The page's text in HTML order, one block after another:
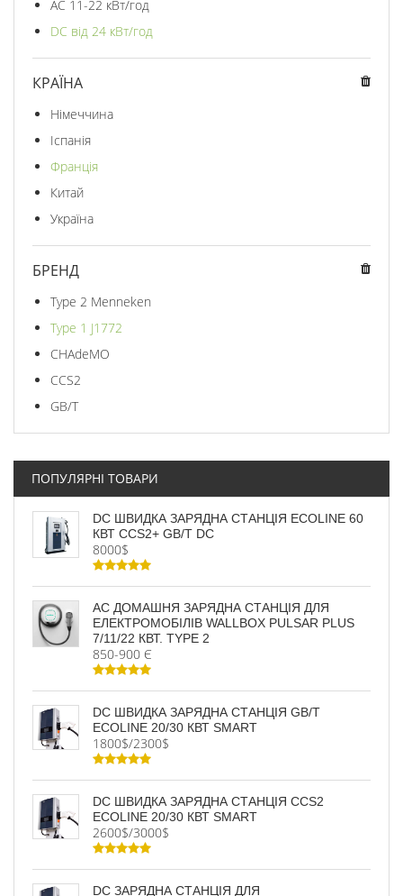
AC 11-22 кВт/год
DC від 24 кВт/год
КРАЇНА
Німеччина
Іспанія
Франція
Китай
Україна
БРЕНД
Type 2 Menneken
Type 1 J1772
CHAdeMO
CCS2
GB/T
ПОПУЛЯРНІ ТОВАРИ
DC ШВИДКА ЗАРЯДНА СТАНЦІЯ ECOLINE 60
КВТ CCS2+ GB/T DC
8000$
AC ДОМАШНЯ ЗАРЯДНА СТАНЦІЯ ДЛЯ
ЕЛЕКТРОМОБІЛІВ WALLBOX PULSAR PLUS
7/11/22 КВТ. TYPE 2
850-900 Є
DC ШВИДКА ЗАРЯДНА СТАНЦІЯ GB/T
ECOLINE 20/30 КВТ SMART
1800$/2300$
DC ШВИДКА ЗАРЯДНА СТАНЦІЯ CCS2
ECOLINE 20/30 КВТ SMART
2600$/3000$
DC ЗАРЯДНА СТАНЦІЯ ДЛЯ